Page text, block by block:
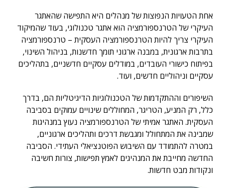
אחת הטעויות הנפוצות של מנהלים היא התפישה שהאתגר
העיקרי של הטרנספורמציה הוא אתגר טכנולוגי, בעוד שהמיקוד
העיקרי צריך להיות הטרנספורמציה העסקית – טרנספורמציה
בתרבות ארגונית, במבנה ארגוני תומך חדשנות, בניהול השינוי,
בפיתוח כישורי העובדים, במודלים עסקיים חדשניים, בתהליכים
עסקיים וניהוליים חדשים, ועוד.
השיפורים וההתקדמות של הטכנולוגיות הדיגיטליות הם, בדרך
כלל, רק המניע, הטריגר, המחוללים שינויים עמוקים בסביבה
העסקית. האתגר אמיתי של הטרנספורמציה נעוץ במנהיגות
שמבינה את המתחולל ומגבשת דרכים ותהליכים ארגוניים,
במטרה להתמודד עם השיבוש הפוטנציאלי העתידי. הסביבה
החדשה מחייבת את המנהיגים לאמץ תפישות, צורות חשיבה
ונקודות מבט חדשות.